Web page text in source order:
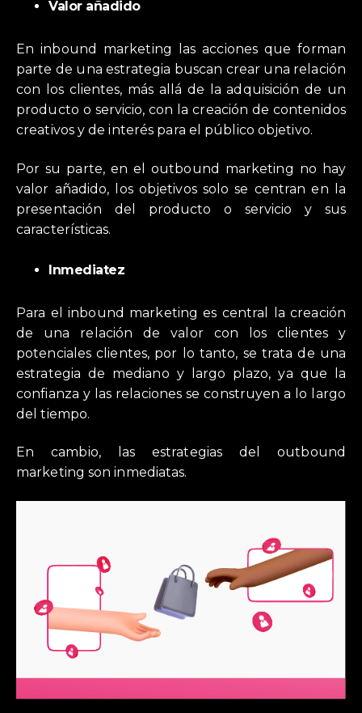
Valor añadido
En inbound marketing las acciones que forman
parte de una estrategia buscan crear una relación
con los clientes, más allá de la adquisición de un
producto o servicio, con la creación de contenidos
creativos y de interés para el público objetivo.
Por su parte, en el outbound marketing no hay
valor añadido, los objetivos solo se centran en la
presentación del producto o servicio y sus
características.
Inmediatez
Para el inbound marketing es central la creación
de una relación de valor con los clientes y
potenciales clientes, por lo tanto, se trata de una
estrategia de mediano y largo plazo, ya que la
confianza y las relaciones se construyen a lo largo
del tiempo.
En cambio, las estrategias del outbound
marketing son inmediatas.